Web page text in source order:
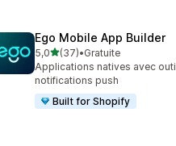
Ego Mobile App Builder
5,0étoile(s) sur 5
(37)
37 avis au total
•Gratuite
Applications natives avec
notifications push
Built for Shopify